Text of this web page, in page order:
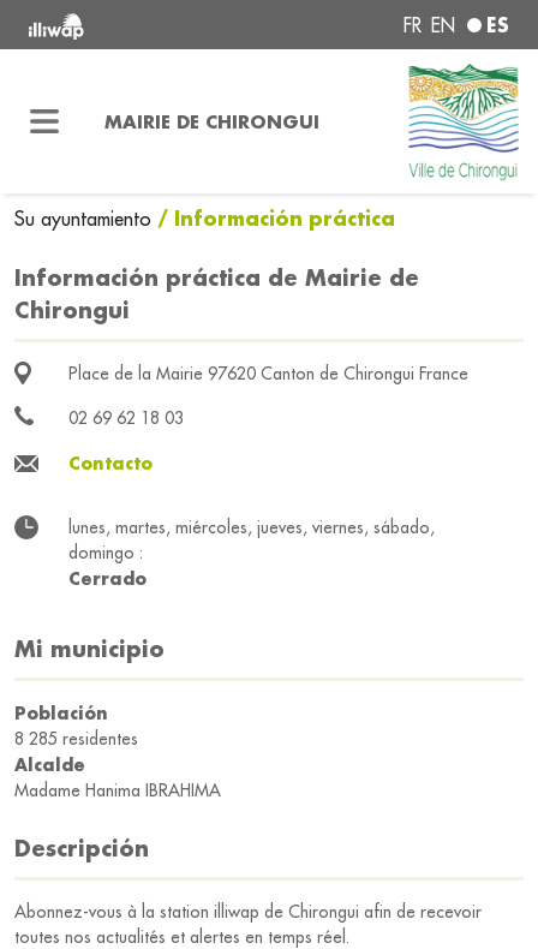
FR EN ES
MAIRIE DE CHIRONGUI
Su ayuntamiento / Información práctica
Información práctica de Mairie de
Chirongui
Place de la Mairie 97620 Canton de Chirongui France
02 69 62 18 03
Contacto
lunes, martes, miércoles, jueves, viernes, sábado,
domingo :
Cerrado
Mi municipio
Población
8 285 residentes
Alcalde
Madame Hanima IBRAHIMA
Descripción
Abonnez-vous à la station illiwap de Chirongui afin de recevoir
toutes nos actualités et alertes en temps réel.